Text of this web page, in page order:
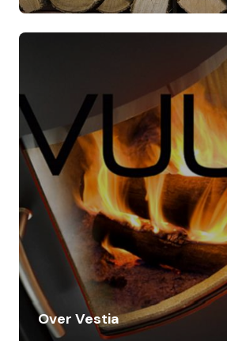
Over Vestia